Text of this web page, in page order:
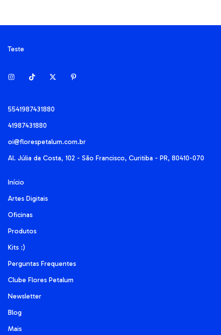
Teste
5541987431880
41987431880
oi@florespetalum.com.br
Al. Júlia da Costa, 102 - São Francisco, Curitiba - PR, 80410-070
Início
Artes Digitais
Oficinas
Produtos
Kits :)
Perguntas Frequentes
Clube Flores Petalum
Newsletter
Blog
Mais